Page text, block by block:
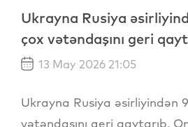
Ukrayna Rusiya
çox vətəndaşını geri
13 May 2026 21:05
Ukrayna Rusiya əsirliyindən
vətəndaşını geri qaytarıb.